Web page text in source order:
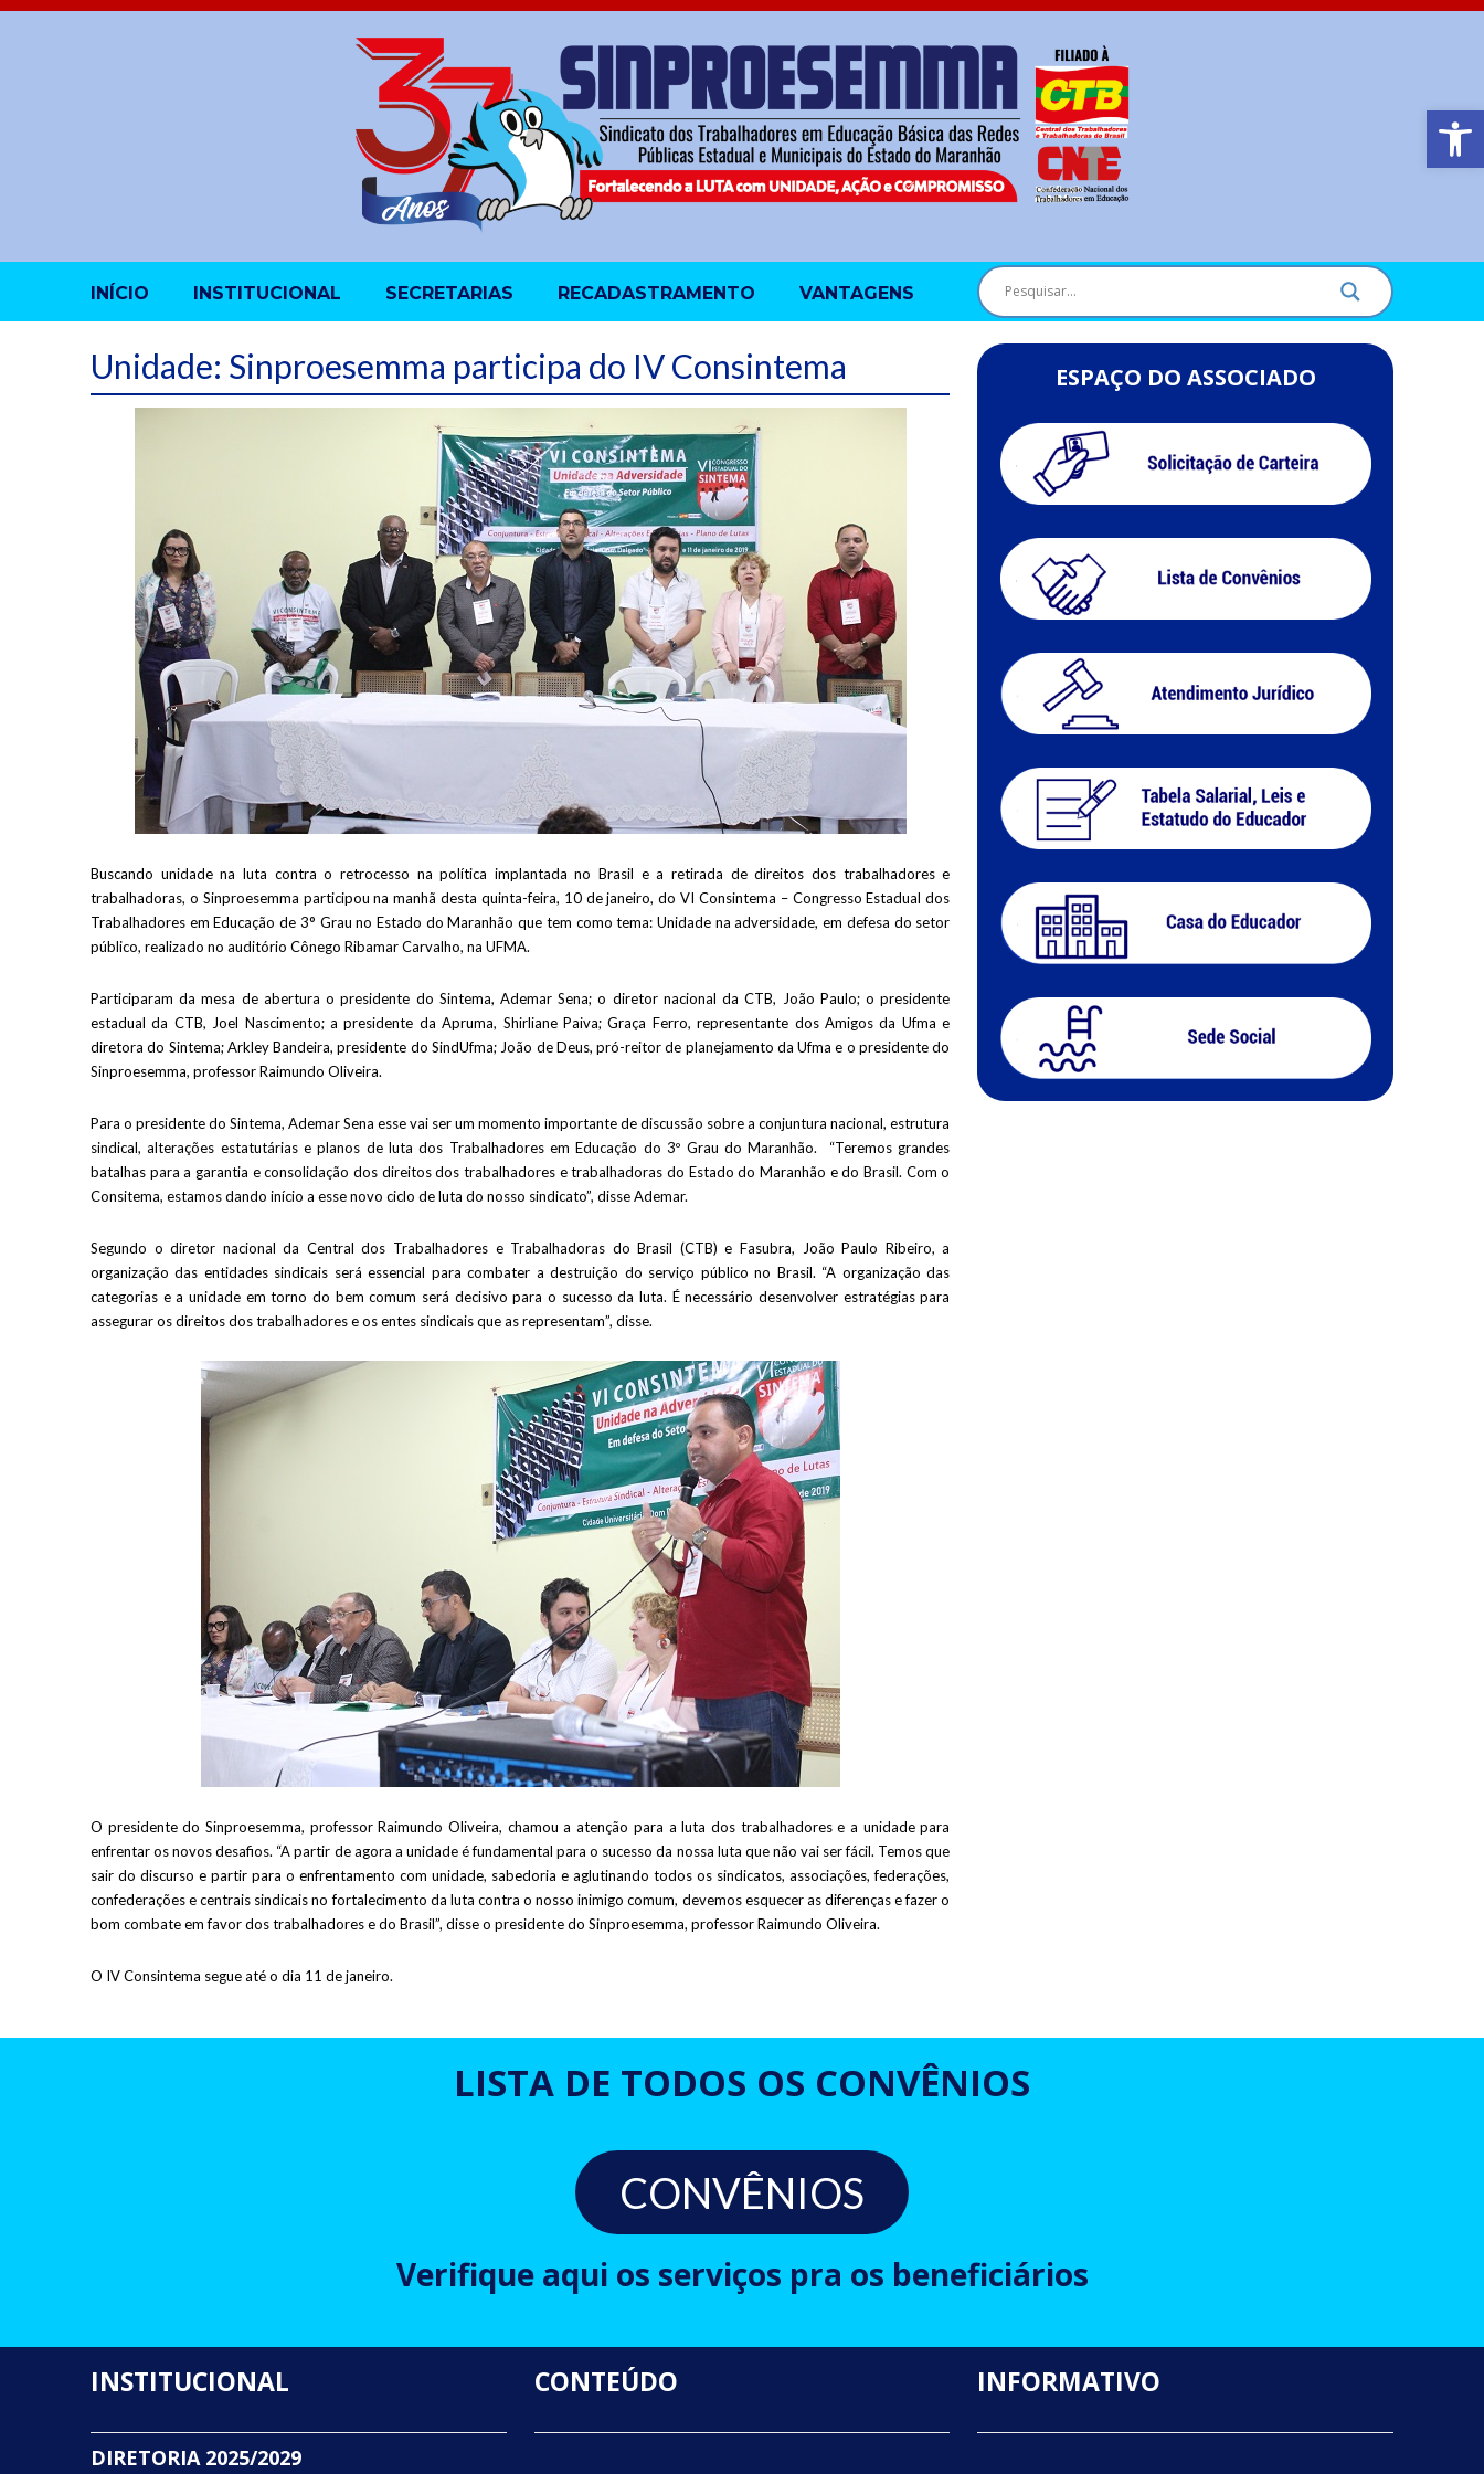
Barra de
INÍCIO INSTITUCIONAL SECRETARIAS RECADASTRAMENTO VANTAGENS
Unidade: Sinproesemma participa do IV Consintema
Buscando unidade na luta contra o retrocesso na política implantada no Brasil e a retirada de direitos dos trabalhadores e
trabalhadoras, o Sinproesemma participou na manhã desta quinta-feira, 10 de janeiro, do VI Consintema – Congresso Estadual dos
Trabalhadores em Educação de 3° Grau no Estado do Maranhão que tem como tema: Unidade na adversidade, em defesa do setor
público, realizado no auditório Cônego Ribamar Carvalho, na UFMA.
Participaram da mesa de abertura o presidente do Sintema, Ademar Sena; o diretor nacional da CTB, João Paulo; o presidente
estadual da CTB, Joel Nascimento; a presidente da Apruma, Shirliane Paiva; Graça Ferro, representante dos Amigos da Ufma e
diretora do Sintema; Arkley Bandeira, presidente do SindUfma; João de Deus, pró-reitor de planejamento da Ufma e o presidente do
Sinproesemma, professor Raimundo Oliveira.
Para o presidente do Sintema, Ademar Sena esse vai ser um momento importante de discussão sobre a conjuntura nacional, estrutura
sindical, alterações estatutárias e planos de luta dos Trabalhadores em Educação do 3º Grau do Maranhão. “Teremos grandes
batalhas para a garantia e consolidação dos direitos dos trabalhadores e trabalhadoras do Estado do Maranhão e do Brasil. Com o
Consitema, estamos dando início a esse novo ciclo de luta do nosso sindicato”, disse Ademar.
Segundo o diretor nacional da Central dos Trabalhadores e Trabalhadoras do Brasil (CTB) e Fasubra, João Paulo Ribeiro, a
organização das entidades sindicais será essencial para combater a destruição do serviço público no Brasil. “A organização das
categorias e a unidade em torno do bem comum será decisivo para o sucesso da luta. É necessário desenvolver estratégias para
assegurar os direitos dos trabalhadores e os entes sindicais que as representam”, disse.
O presidente do Sinproesemma, professor Raimundo Oliveira, chamou a atenção para a luta dos trabalhadores e a unidade para
enfrentar os novos desafios. “A partir de agora a unidade é fundamental para o sucesso da nossa luta que não vai ser fácil. Temos que
sair do discurso e partir para o enfrentamento com unidade, sabedoria e aglutinando todos os sindicatos, associações, federações,
confederações e centrais sindicais no fortalecimento da luta contra o nosso inimigo comum, devemos esquecer as diferenças e fazer o
bom combate em favor dos trabalhadores e do Brasil”, disse o presidente do Sinproesemma, professor Raimundo Oliveira.
O IV Consintema segue até o dia 11 de janeiro.
ESPAÇO DO ASSOCIADO
LISTA DE TODOS OS CONVÊNIOS
CONVÊNIOS
Verifique aqui os serviços pra os beneficiários
INSTITUCIONAL
DIRETORIA 2025/2029
CONTEÚDO INFORMATIVO